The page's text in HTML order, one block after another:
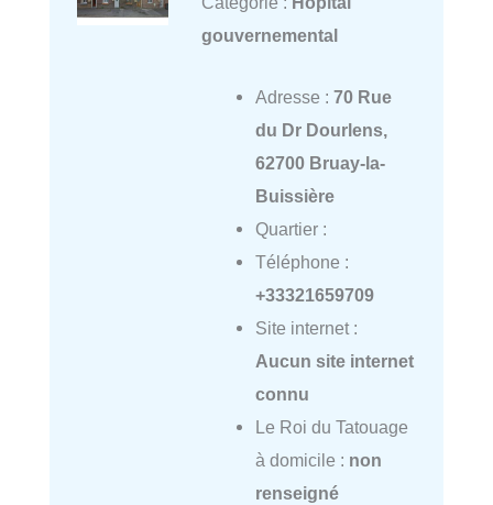
gouvernemental
Adresse : 70 Rue
du Dr Dourlens,
62700 Bruay-la-
Buissière
Quartier :
Téléphone :
+33321659709
Site internet :
Aucun site internet
connu
Le Roi du Tatouage
à domicile : non
renseigné